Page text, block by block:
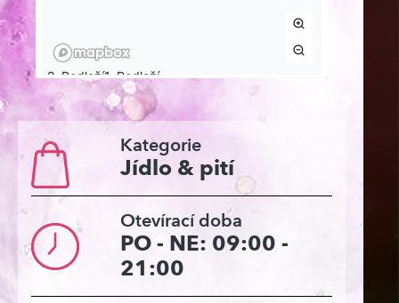
Kategorie
Jídlo & pití
Otevírací doba
PO - NE: 09:00 -
21:00